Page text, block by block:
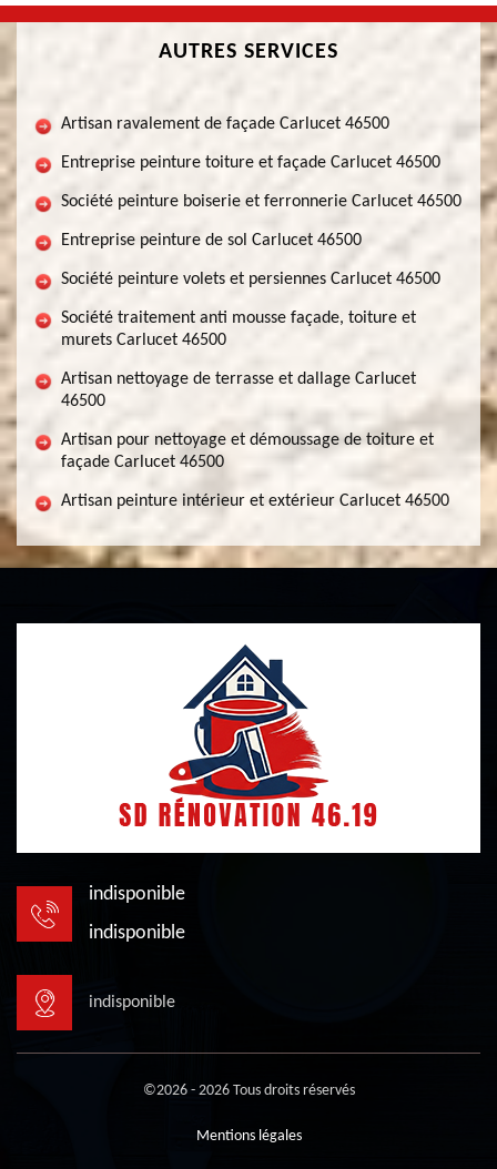
AUTRES SERVICES
Artisan ravalement de façade Carlucet 46500
Entreprise peinture toiture et façade Carlucet 46500
Société peinture boiserie et ferronnerie Carlucet 46500
Entreprise peinture de sol Carlucet 46500
Société peinture volets et persiennes Carlucet 46500
Société traitement anti mousse façade, toiture et
murets Carlucet 46500
Artisan nettoyage de terrasse et dallage Carlucet
46500
Artisan pour nettoyage et démoussage de toiture et
façade Carlucet 46500
Artisan peinture intérieur et extérieur Carlucet 46500
indisponible
indisponible
indisponible
©2026 - 2026 Tous droits réservés
Mentions légales